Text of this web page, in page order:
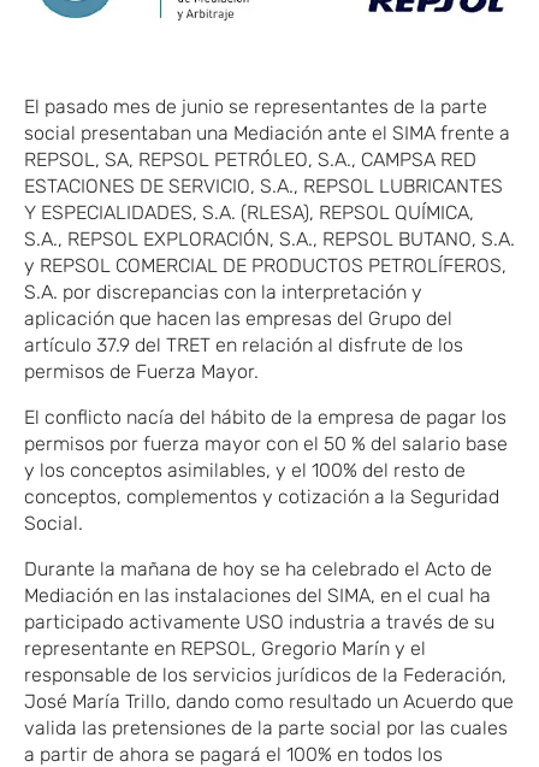
El pasado mes de junio se representantes de la parte
social presentaban una Mediación ante el SIMA frente a
REPSOL, SA, REPSOL PETRÓLEO, S.A., CAMPSA RED
ESTACIONES DE SERVICIO, S.A., REPSOL LUBRICANTES
Y ESPECIALIDADES, S.A. (RLESA), REPSOL QUÍMICA,
S.A., REPSOL EXPLORACIÓN, S.A., REPSOL BUTANO, S.A.
y REPSOL COMERCIAL DE PRODUCTOS PETROLÍFEROS,
S.A. por discrepancias con la interpretación y
aplicación que hacen las empresas del Grupo del
artículo 37.9 del TRET en relación al disfrute de los
permisos de Fuerza Mayor.
El conflicto nacía del hábito de la empresa de pagar los
permisos por fuerza mayor con el 50 % del salario base
y los conceptos asimilables, y el 100% del resto de
conceptos, complementos y cotización a la Seguridad
Social.
Durante la mañana de hoy se ha celebrado el Acto de
Mediación en las instalaciones del SIMA, en el cual ha
participado activamente USO industria a través de su
representante en REPSOL, Gregorio Marín y el
responsable de los servicios jurídicos de la Federación,
José María Trillo, dando como resultado un Acuerdo que
valida las pretensiones de la parte social por las cuales
a partir de ahora se pagará el 100% en todos los